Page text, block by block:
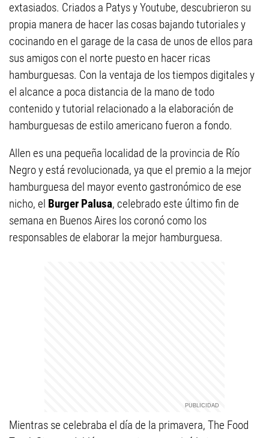
extasiados. Criados a Patys y Youtube, descubrieron su
propia manera de hacer las cosas bajando tutoriales y
cocinando en el garage de la casa de unos de ellos para
sus amigos con el norte puesto en hacer ricas
hamburguesas. Con la ventaja de los tiempos digitales y
el alcance a poca distancia de la mano de todo
contenido y tutorial relacionado a la elaboración de
hamburguesas de estilo americano fueron a fondo.
Allen es una pequeña localidad de la provincia de Río
Negro y está revolucionada, ya que el premio a la mejor
hamburguesa del mayor evento gastronómico de ese
nicho, el Burger Palusa, celebrado este último fin de
semana en Buenos Aires los coronó como los
responsables de elaborar la mejor hamburguesa.
Mientras se celebraba el día de la primavera, The Food